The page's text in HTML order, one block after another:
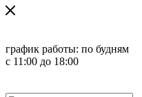
график работы: по будням
с 11:00 до 18:00